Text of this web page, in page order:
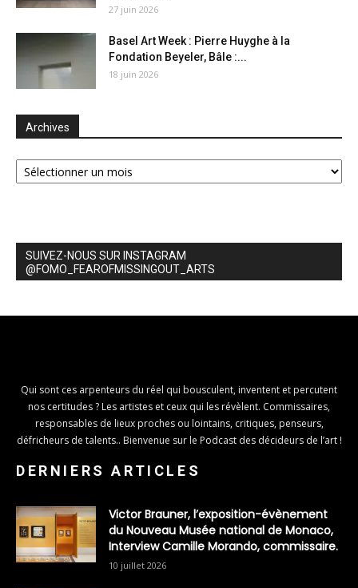
27 juin 2026
Basel Art Week : Pierre Huyghe à la
Fondation Beyeler, Bâle :...
18 juin 2026
Archives
Archives
SUIVEZ-NOUS SUR INSTAGRAM
@FOMO_FEAROFMISSINGOUT_ARTS
Qui sont ces arpenteurs du réel qui bousculent, inventent et percutent
nos certitudes ? Les artistes et ceux qui les révèlent. Commissaires,
responsables de lieux proches ou lointains, critiques, penseurs,
défricheurs de talents.. Bienvenue sur le Podcast des décideurs de l’art !
DERNIERS ARTICLES
Victor Brauner, l’exposition-évènement
du Nouveau Musée national de Monaco,
Interview Camille Morando, commissaire.
10 juillet 2026